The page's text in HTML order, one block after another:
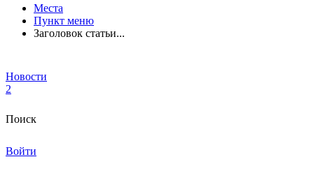
Места
Пункт меню
Заголовок статьи...
Новости
2
Поиск
Войти